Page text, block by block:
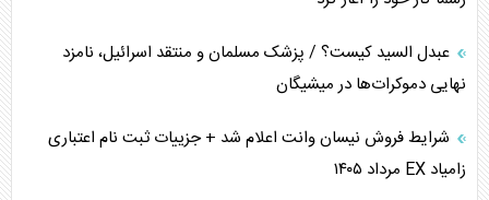
پیام، ظرفیت بالفعل‌نشده تجارت ایران
همسویی عربستان با سنتکام علیه متحدان ایران
ترامپ و توهم خلع سلاح حماس
چرا کویت به دنبال شریک امنیتی جدید است؟
عبدل السید کیست؟ / پزشک مسلمان و منتقد اسرائیل، نامزد
نهایی دموکرات‌ها در میشیگان
شرایط فروش نیسان وانت اعلام شد + جزییات ثبت نام اعتباری
زامیاد EX مرداد ۱۴۰۵